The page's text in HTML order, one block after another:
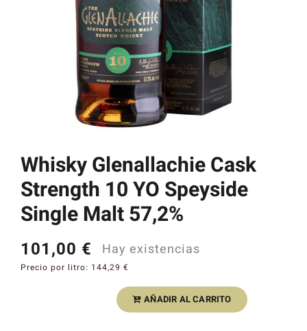
Whisky Glenallachie Cask
Strength 10 YO Speyside
Single Malt 57,2%
101,00 € Hay existencias
Precio por litro: 144,29 €
AÑADIR AL CARRITO